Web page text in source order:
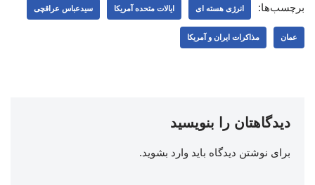
برچسب‌ها: انرژی هسته ای ایالات متحده آمریکا سیدعباس عراقچی
عمان مذاکرات ایران و آمریکا
دیدگاهتان را بنویسید
برای نوشتن دیدگاه باید وارد بشوید.